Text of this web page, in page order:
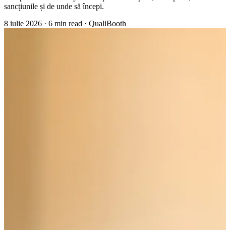
sancțiunile și de unde să începi.
8 iulie 2026 · 6 min read · QualiBooth